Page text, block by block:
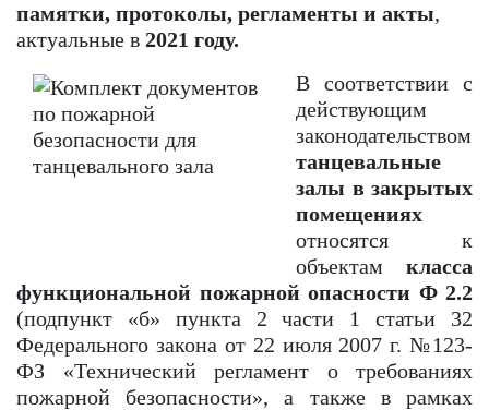
памятки, протоколы, регламенты и акты,
актуальные в 2021 году.
В соответствии с
действующим
законодательством
танцевальные
залы в закрытых
помещениях
относятся к
объектам класса
функциональной пожарной опасности Ф 2.2
(подпункт «б» пункта 2 части 1 статьи 32
Федерального закона от 22 июля 2007 г. №123-
ФЗ «Технический регламент о требованиях
пожарной безопасности», а также в рамках